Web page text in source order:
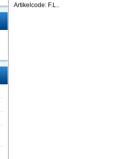
Artikelcode: F.L..